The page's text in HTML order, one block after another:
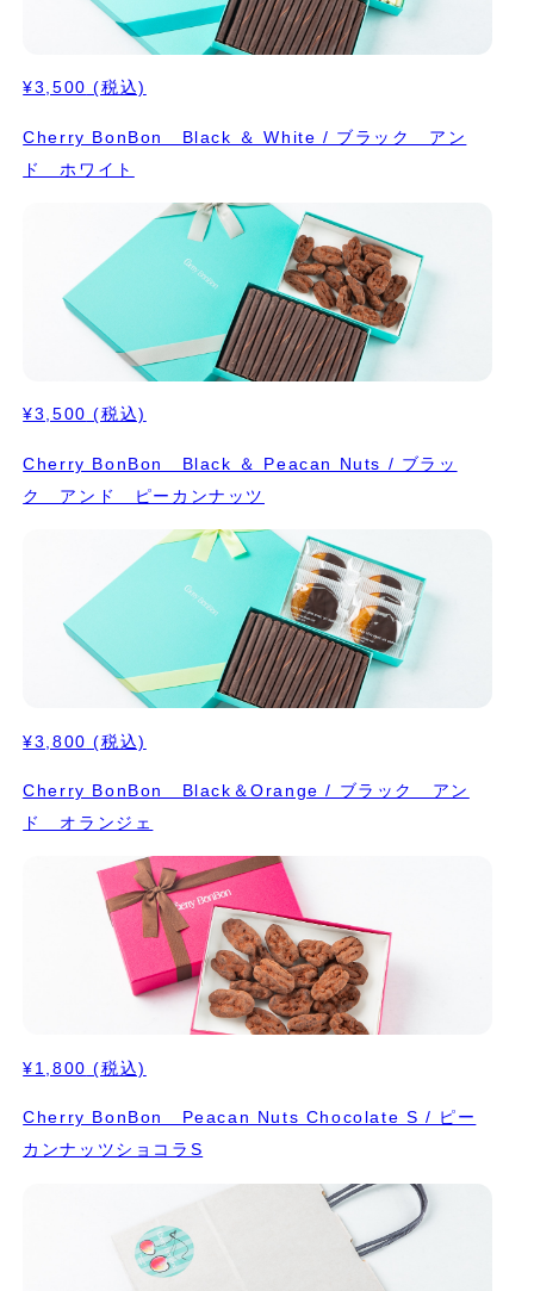
¥3,500 (税込)
Cherry BonBon Black ＆ White / ブラック アン
ド ホワイト
¥3,500 (税込)
Cherry BonBon Black ＆ Peacan Nuts / ブラッ
ク アンド ピーカンナッツ
¥3,800 (税込)
Cherry BonBon Black＆Orange / ブラック アン
ド オランジェ
¥1,800 (税込)
Cherry BonBon Peacan Nuts Chocolate S / ピー
カンナッツショコラS